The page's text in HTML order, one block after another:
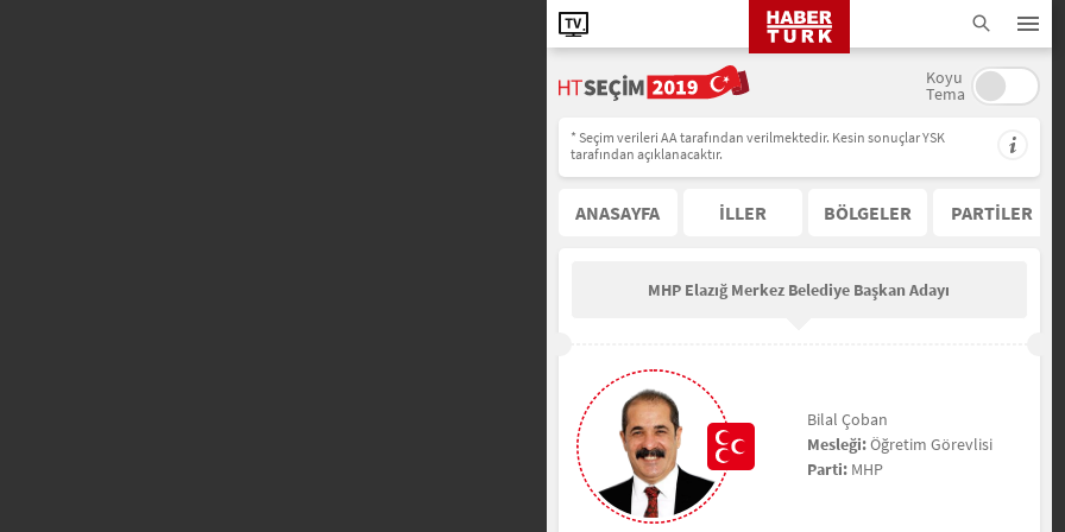
Koyu
Tema
* Seçim verileri AA tarafından verilmektedir. Kesin sonuçlar YSK
tarafından açıklanacaktır.
ANASAYFA İLLER BÖLGELER PARTİLER
MHP Elazığ Merkez Belediye Başkan Adayı
Bilal Çoban
Mesleği:Öğretim Görevlisi
Parti: MHP